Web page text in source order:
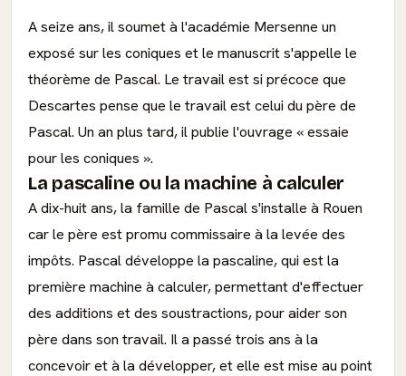
A seize ans, il soumet à l'académie Mersenne un
exposé sur les coniques et le manuscrit s'appelle le
théorème de Pascal. Le travail est si précoce que
Descartes pense que le travail est celui du père de
Pascal. Un an plus tard, il publie l'ouvrage « essaie
pour les coniques ».
La pascaline ou la machine à calculer
A dix-huit ans, la famille de Pascal s'installe à Rouen
car le père est promu commissaire à la levée des
impôts. Pascal développe la pascaline, qui est la
première machine à calculer, permettant d'effectuer
des additions et des soustractions, pour aider son
père dans son travail. Il a passé trois ans à la
concevoir et à la développer, et elle est mise au point